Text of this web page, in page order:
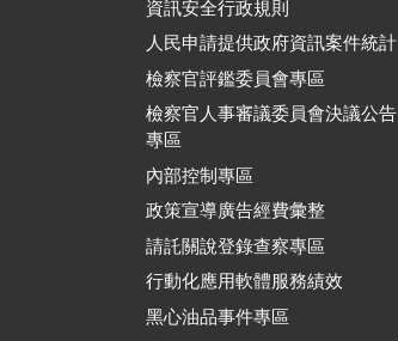
資訊安全行政規則
人民申請提供政府資訊案件統計
檢察官評鑑委員會專區
檢察官人事審議委員會決議公告
專區
內部控制專區
政策宣導廣告經費彙整
請託關說登錄查察專區
行動化應用軟體服務績效
黑心油品事件專區